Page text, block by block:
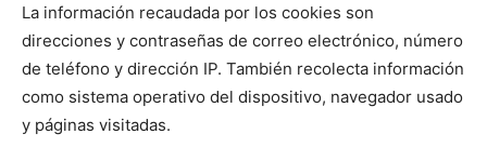
La información recaudada por los cookies son
direcciones y contraseñas de correo electrónico, número
de teléfono y dirección IP. También recolecta información
como sistema operativo del dispositivo, navegador usado
y páginas visitadas.